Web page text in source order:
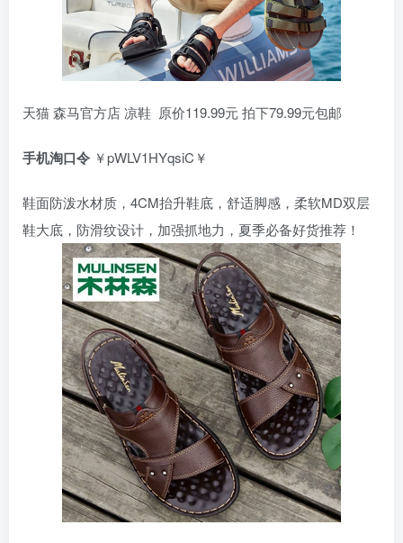
天猫 森马官方店 凉鞋 原价119.99元 拍下79.99元包邮
手机淘口令 ￥pWLV1HYqsiC￥
鞋面防泼水材质，4CM抬升鞋底，舒适脚感，柔软MD双层
鞋大底，防滑纹设计，加强抓地力，夏季必备好货推荐！